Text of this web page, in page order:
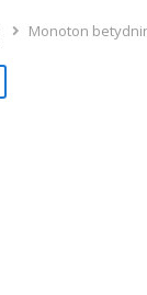
Monoton